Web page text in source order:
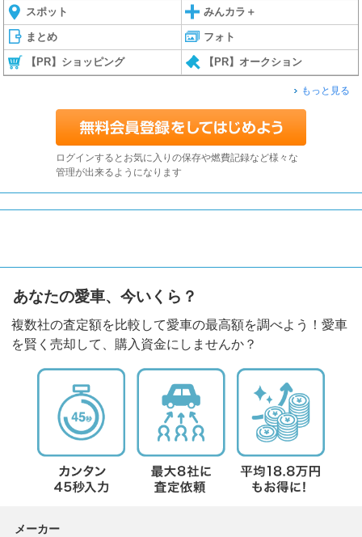
スポット みんカラ＋
まとめ フォト
【PR】ショッピング 【PR】オークション
もっと見る
ログインするとお気に入りの保存や燃費記録など様々な
管理が出来るようになります
あなたの愛車、今いくら？
複数社の査定額を比較して愛車の最高額を調べよう！愛車
を賢く売却して、購入資金にしませんか？
メーカー